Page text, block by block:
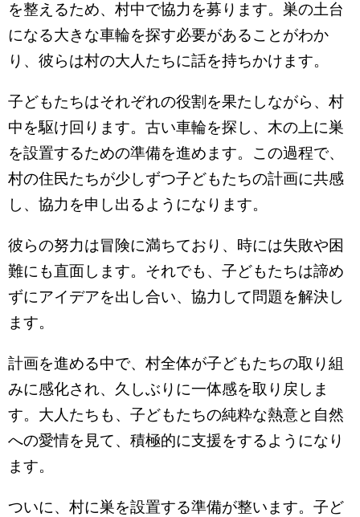
を整えるため、村中で協力を募ります。巣の土台
になる大きな車輪を探す必要があることがわか
り、彼らは村の大人たちに話を持ちかけます。
子どもたちはそれぞれの役割を果たしながら、村
中を駆け回ります。古い車輪を探し、木の上に巣
を設置するための準備を進めます。この過程で、
村の住民たちが少しずつ子どもたちの計画に共感
し、協力を申し出るようになります。
彼らの努力は冒険に満ちており、時には失敗や困
難にも直面します。それでも、子どもたちは諦め
ずにアイデアを出し合い、協力して問題を解決し
ます。
計画を進める中で、村全体が子どもたちの取り組
みに感化され、久しぶりに一体感を取り戻しま
す。大人たちも、子どもたちの純粋な熱意と自然
への愛情を見て、積極的に支援をするようになり
ます。
ついに、村に巣を設置する準備が整います。子ど